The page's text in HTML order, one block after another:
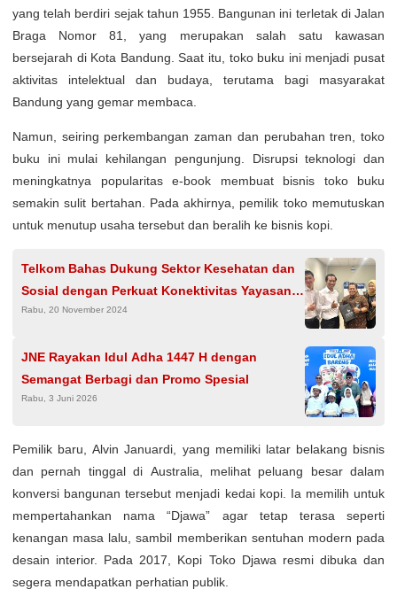
yang telah berdiri sejak tahun 1955. Bangunan ini terletak di Jalan
Braga Nomor 81, yang merupakan salah satu kawasan
bersejarah di Kota Bandung. Saat itu, toko buku ini menjadi pusat
aktivitas intelektual dan budaya, terutama bagi masyarakat
Bandung yang gemar membaca.
Namun, seiring perkembangan zaman dan perubahan tren, toko
buku ini mulai kehilangan pengunjung. Disrupsi teknologi dan
meningkatnya popularitas e-book membuat bisnis toko buku
semakin sulit bertahan. Pada akhirnya, pemilik toko memutuskan
untuk menutup usaha tersebut dan beralih ke bisnis kopi.
Telkom Bahas Dukung Sektor Kesehatan dan
Sosial dengan Perkuat Konektivitas Yayasan
Buddha Tzu Chi Medika Indonesia
Rabu, 20 November 2024
JNE Rayakan Idul Adha 1447 H dengan
Semangat Berbagi dan Promo Spesial
Rabu, 3 Juni 2026
Pemilik baru, Alvin Januardi, yang memiliki latar belakang bisnis
dan pernah tinggal di Australia, melihat peluang besar dalam
konversi bangunan tersebut menjadi kedai kopi. Ia memilih untuk
mempertahankan nama “Djawa” agar tetap terasa seperti
kenangan masa lalu, sambil memberikan sentuhan modern pada
desain interior. Pada 2017, Kopi Toko Djawa resmi dibuka dan
segera mendapatkan perhatian publik.